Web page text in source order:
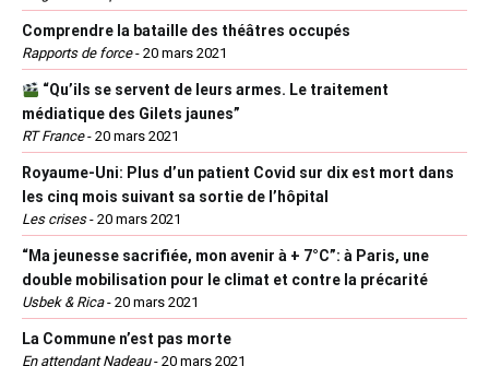
Comprendre la bataille des théâtres occupés
Rapports de force- 20 mars 2021
“Qu’ils se servent de leurs armes. Le traitement
médiatique des Gilets jaunes”
RT France- 20 mars 2021
Royaume-Uni: Plus d’un patient Covid sur dix est mort dans
les cinq mois suivant sa sortie de l’hôpital
Les crises- 20 mars 2021
“Ma jeunesse sacrifiée, mon avenir à + 7°C”: à Paris, une
double mobilisation pour le climat et contre la précarité
Usbek & Rica- 20 mars 2021
La Commune n’est pas morte
En attendant Nadeau- 20 mars 2021